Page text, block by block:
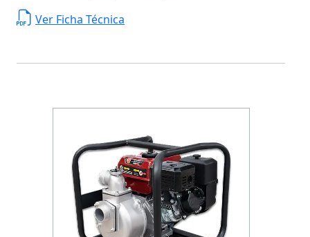
Ver Ficha Técnica
Previous